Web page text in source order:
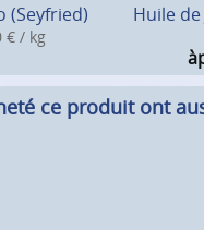
(Seyfried)
€ / kg
Huile
ce produit ont